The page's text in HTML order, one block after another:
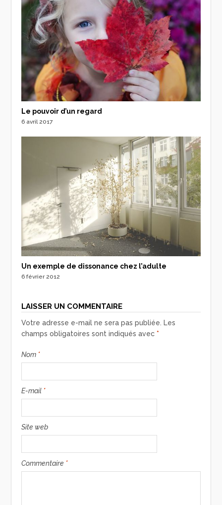
Le pouvoir d’un regard
6 avril 2017
Un exemple de dissonance chez l’adulte
6 février 2012
LAISSER UN COMMENTAIRE
Votre adresse e-mail ne sera pas publiée. Les
champs obligatoires sont indiqués avec*
Nom *
E-mail *
Site web
Commentaire *